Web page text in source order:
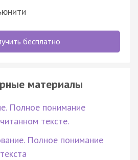
бесплатно
материалы
Полное понимание
тексте.
Полное понимание